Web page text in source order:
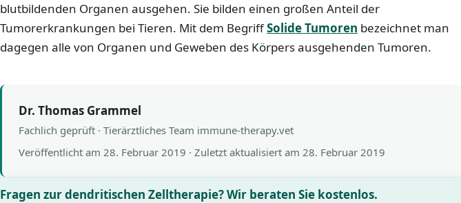
blutbildenden Organen ausgehen. Sie bilden einen großen Anteil der
Tumorerkrankungen bei Tieren. Mit dem BegriffSolide Tumoren bezeichnet man
dagegen alle von Organen und Geweben des Körpers ausgehenden Tumoren.
Dr. Thomas Grammel
Fachlich geprüft · Tierärztliches Team immune-therapy.vet
Veröffentlicht am 28. Februar 2019 · Zuletzt aktualisiert am 28. Februar 2019
Fragen zur dendritischen Zelltherapie? Wir beraten Sie kostenlos.